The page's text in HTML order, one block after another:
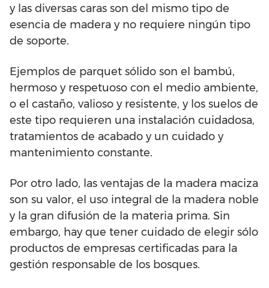
y las diversas caras son del mismo tipo de
esencia de madera y no requiere ningún tipo
de soporte.
Ejemplos de parquet sólido son el bambú,
hermoso y respetuoso con el medio ambiente,
o el castaño, valioso y resistente, y los suelos de
este tipo requieren una instalación cuidadosa,
tratamientos de acabado y un cuidado y
mantenimiento constante.
Por otro lado, las ventajas de la madera maciza
son su valor, el uso integral de la madera noble
y la gran difusión de la materia prima. Sin
embargo, hay que tener cuidado de elegir sólo
productos de empresas certificadas para la
gestión responsable de los bosques.